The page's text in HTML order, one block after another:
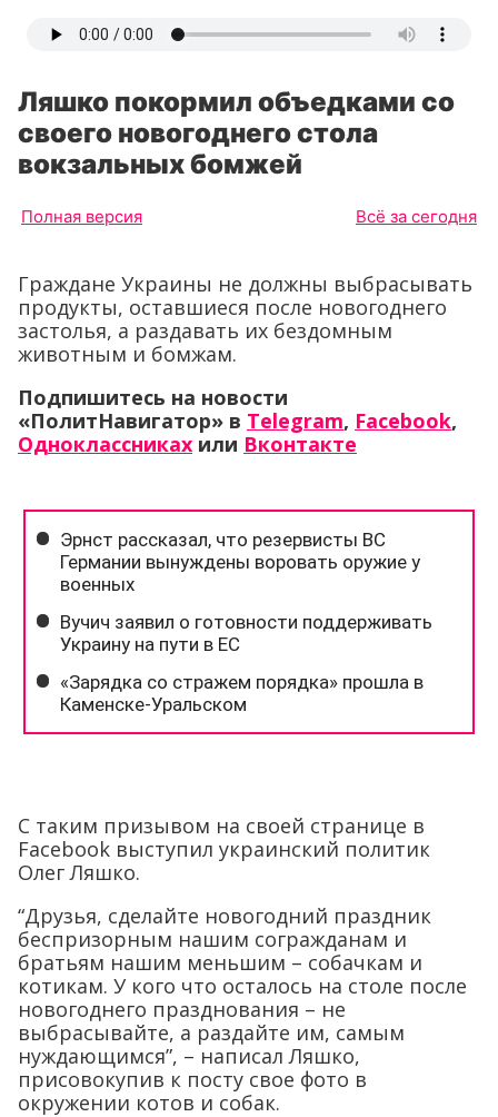
Ляшко покормил объедками со
своего новогоднего стола
вокзальных бомжей
Полная версия Всё за сегодня
Граждане Украины не должны выбрасывать
продукты, оставшиеся после новогоднего
застолья, а раздавать их бездомным
животным и бомжам.
Подпишитесь на новости
«ПолитНавигатор» в Telegram, Facebook,
Одноклассниках или Вконтакте
С таким призывом на своей странице в
Facebook выступил украинский политик
Олег Ляшко.
“Друзья, сделайте новогодний праздник
беспризорным нашим согражданам и
братьям нашим меньшим – собачкам и
котикам. У кого что осталось на столе после
новогоднего празднования – не
выбрасывайте, а раздайте им, самым
нуждающимся”, – написал Ляшко,
присовокупив к посту свое фото в
окружении котов и собак.